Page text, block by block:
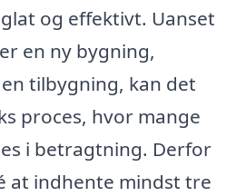
og effektivt. Uanset
en ny bygning,
tilbygning, kan det
proces, hvor mange
i betragtning. Derfor
at indhente mindst tre